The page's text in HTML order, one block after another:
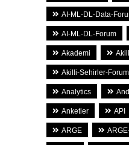
AI-ML-DL-Data-
AI-ML-DL-Forum
Akademi
Akilli-Sehirler-Forum
Analytics
Anketler API
ARGE